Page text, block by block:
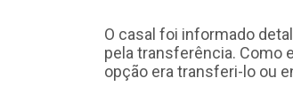
O casal foi informado
pela transferência. Como
opção era transferi-lo ou